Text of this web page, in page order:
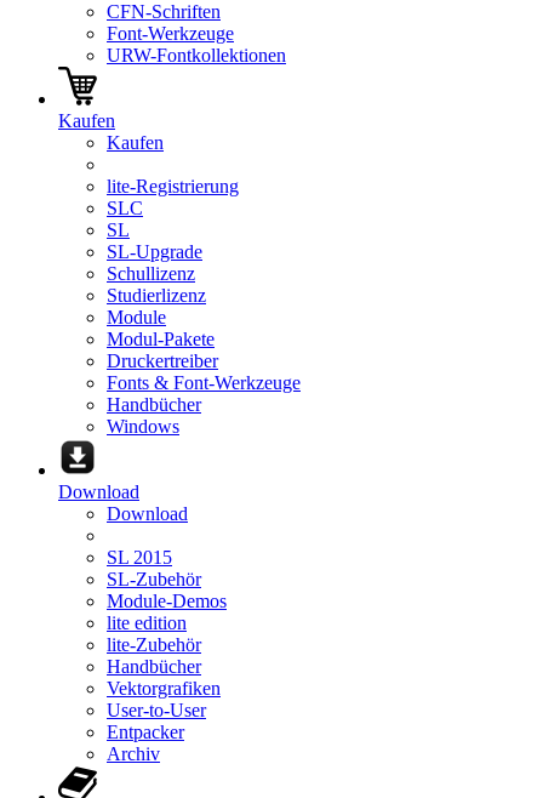
CFN-Schriften
Font-Werkzeuge
URW-Fontkollektionen
Kaufen
Kaufen
lite-Registrierung
SLC
SL
SL-Upgrade
Schullizenz
Studierlizenz
Module
Modul-Pakete
Druckertreiber
Fonts & Font-Werkzeuge
Handbücher
Windows
Download
Download
SL 2015
SL-Zubehör
Module-Demos
lite edition
lite-Zubehör
Handbücher
Vektorgrafiken
User-to-User
Entpacker
Archiv